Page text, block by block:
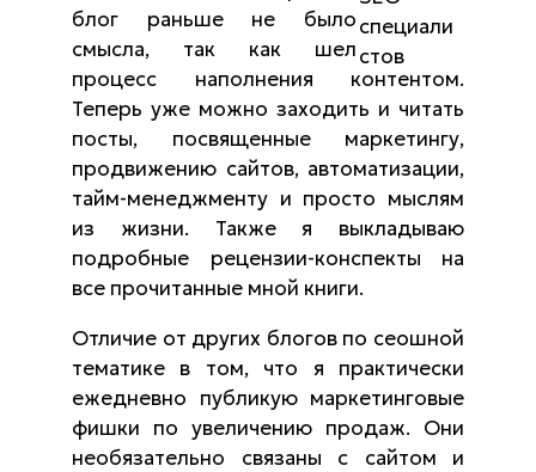
блог раньше не было
смысла, так как шел
процесс наполнения контентом.
Теперь уже можно заходить и читать
посты, посвященные маркетингу,
продвижению сайтов, автоматизации,
тайм-менеджменту и просто мыслям
из жизни. Также я выкладываю
подробные рецензии-конспекты на
все прочитанные мной книги.
Отличие от других блогов по сеошной
тематике в том, что я практически
ежедневно публикую маркетинговые
фишки по увеличению продаж. Они
необязательно связаны с сайтом и